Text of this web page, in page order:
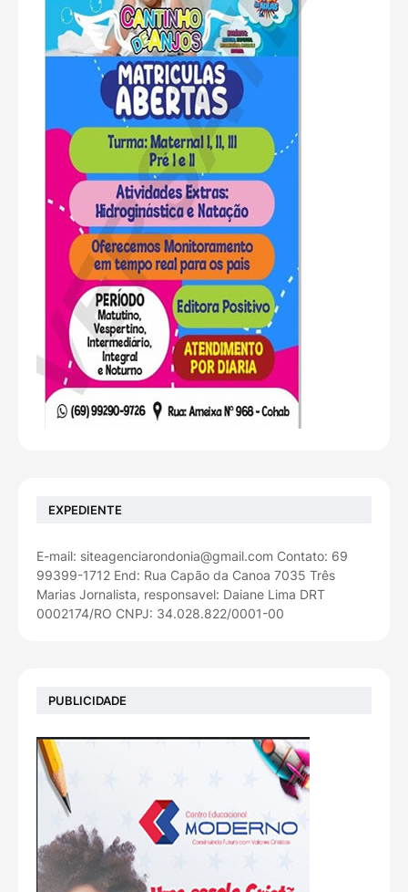
EXPEDIENTE
E-mail: siteagenciarondonia@gmail.com Contato: 69
99399-1712 End: Rua Capão da Canoa 7035 Três
Marias Jornalista, responsavel: Daiane Lima DRT
0002174/RO CNPJ: 34.028.822/0001-00
PUBLICIDADE